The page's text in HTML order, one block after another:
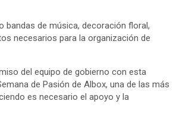
de música, decoración floral,
necesarios para la organización de
del equipo de gobierno con esta
de Pasión de Albox, una de las más
es necesario el apoyo y la